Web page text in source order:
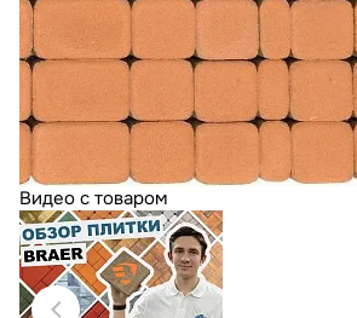
Видео с товаром